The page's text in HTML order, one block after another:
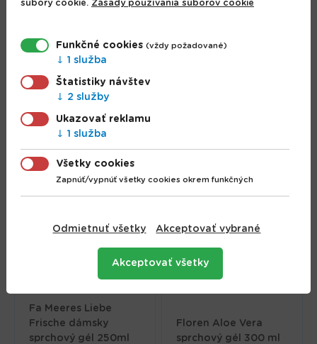
Sprchový gél-
"Sviežosť citrónovej
trávy"
2.40 €
Fa Meeres Liebe
Frische dámsky
sprchový gél 250ml
Floren Aloe Vera
sprchový gél 300 ml
súbory cookie. Zásady používania súborov cookie
Funkčné cookies (vždy požadované)
1 služba
Štatistiky návštev
2 služby
Ukazovať reklamu
1 služba
Všetky cookies
Zapnúť/vypnúť všetky cookies okrem funkčných
Odmietnuť všetky Akceptovať vybrané
Akceptovať všetky